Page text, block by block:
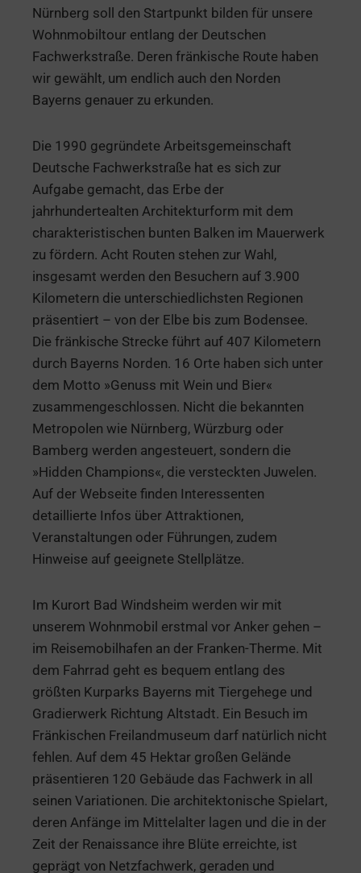
Nürnberg soll den Startpunkt bilden für unsere
Wohnmobiltour entlang der Deutschen
Fachwerkstraße. Deren fränkische Route haben
wir gewählt, um endlich auch den Norden
Bayerns genauer zu erkunden.
Die 1990 gegründete Arbeitsgemeinschaft
Deutsche Fachwerkstraße hat es sich zur
Aufgabe gemacht, das Erbe der
jahrhundertealten Architekturform mit dem
charakteristischen bunten Balken im Mauerwerk
zu fördern. Acht Routen stehen zur Wahl,
insgesamt werden den Besuchern auf 3.900
Kilometern die unterschiedlichsten Regionen
präsentiert – von der Elbe bis zum Bodensee.
Die fränkische Strecke führt auf 407 Kilometern
durch Bayerns Norden. 16 Orte haben sich unter
dem Motto »Genuss mit Wein und Bier«
zusammengeschlossen. Nicht die bekannten
Metropolen wie Nürnberg, Würzburg oder
Bamberg werden angesteuert, sondern die
»Hidden Champions«, die versteckten Juwelen.
Auf der Webseite finden Interessenten
detaillierte Infos über Attraktionen,
Veranstaltungen oder Führungen, zudem
Hinweise auf geeignete Stellplätze.
Im Kurort Bad Windsheim werden wir mit
unserem Wohnmobil erstmal vor Anker gehen –
im Reisemobilhafen an der Franken-Therme. Mit
dem Fahrrad geht es bequem entlang des
größten Kurparks Bayerns mit Tiergehege und
Gradierwerk Richtung Altstadt. Ein Besuch im
Fränkischen Freilandmuseum darf natürlich nicht
fehlen. Auf dem 45 Hektar großen Gelände
präsentieren 120 Gebäude das Fachwerk in all
seinen Variationen. Die architektonische Spielart,
deren Anfänge im Mittelalter lagen und die in der
Zeit der Renaissance ihre Blüte erreichte, ist
geprägt von Netzfachwerk, geraden und